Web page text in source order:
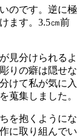
のです。逆に極
ます。3.5㎝前
見分けられるよ
りの癖は隠せな
けて私が気に入
蒐集しました。
を抱くようにな
に取り組んでい